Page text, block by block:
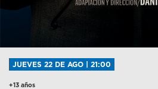
JUEVES 22 DE AGO | 21:00
+13 años